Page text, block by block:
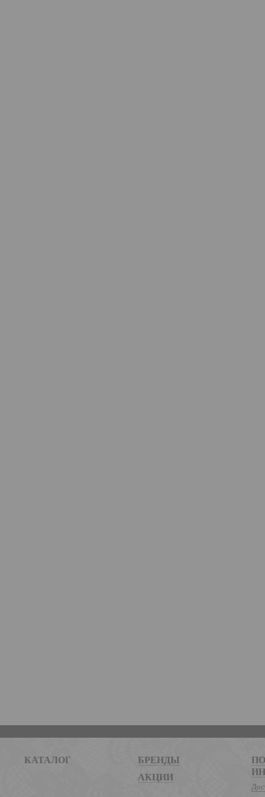
КАТАЛОГ
БРЕНДЫ
АКЦИИ